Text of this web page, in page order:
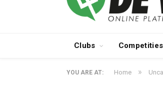
Clubs Competities
YOU ARE AT: Home »